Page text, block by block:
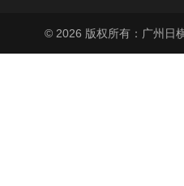
© 2026 版权所有：广州日